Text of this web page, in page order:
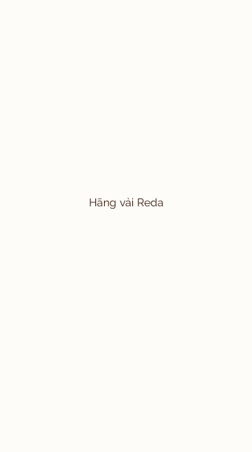
Hãng vải Reda